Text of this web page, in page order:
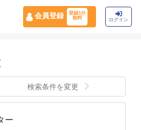
会員登録
登録1分
無料
ログイン
検索条件を変更
ー